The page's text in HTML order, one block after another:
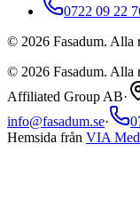
0722 09 22
© 2026 Fasadum. Alla
© 2026 Fasadum. Alla
Affiliated Group AB·
info@fasadum.se·
Hemsida från VIA